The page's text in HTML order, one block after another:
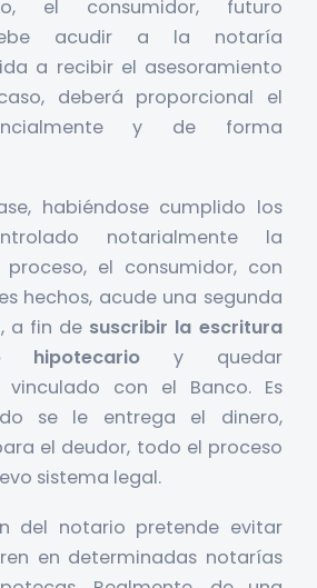
el consumidor, futuro
acudir a la notaría
a recibir el asesoramiento
deberá proporcional el
y de forma
habiéndose cumplido los
notarialmente la
el consumidor, con
hechos, acude una segunda
a fin de suscribir la escritura
hipotecario y quedar
vinculado con el Banco. Es
se le entrega el dinero,
el deudor, todo el proceso
sistema legal.
del notario pretende evitar
en determinadas notarías